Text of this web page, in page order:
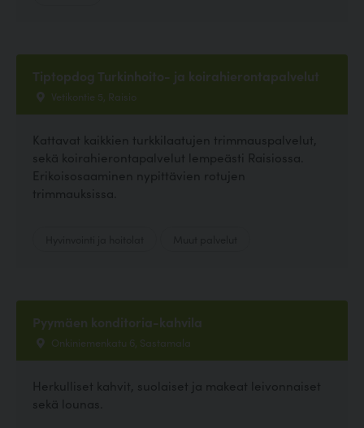
Tiptopdog Turkinhoito- ja koirahierontapalvelut
Vetikontie 5, Raisio
Kattavat kaikkien turkkilaatujen trimmauspalvelut,
sekä koirahierontapalvelut lempeästi Raisiossa.
Erikoisosaaminen nypittävien rotujen
trimmauksissa.
Pyymäen konditoria-kahvila
Onkiniemenkatu 6, Sastamala
Herkulliset kahvit, suolaiset ja makeat leivonnaiset
sekä lounas.